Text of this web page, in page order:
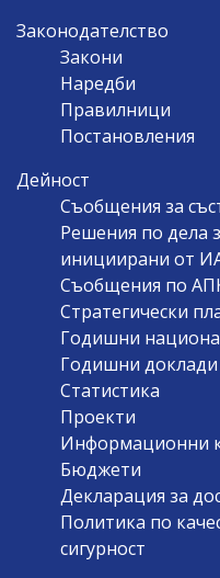
Законодателство
Закони
Наредби
Правилници
Постановления
Дейност
Съобщения за
Решения по дела
инициирани от
Съобщения по
Стратегически
Годишни
Годишни доклади
Статистика
Проекти
Информационни
Бюджети
Декларация за
Политика по
сигурност